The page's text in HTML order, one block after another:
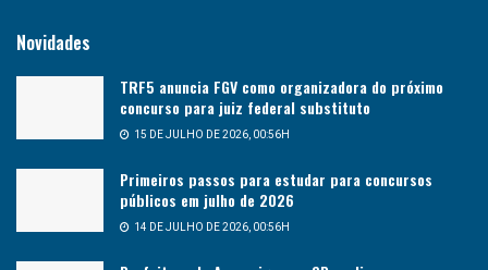
Novidades
TRF5 anuncia FGV como organizadora do próximo
concurso para juiz federal substituto
15 DE JULHO DE 2026, 00:56H
Primeiros passos para estudar para concursos
públicos em julho de 2026
14 DE JULHO DE 2026, 00:56H